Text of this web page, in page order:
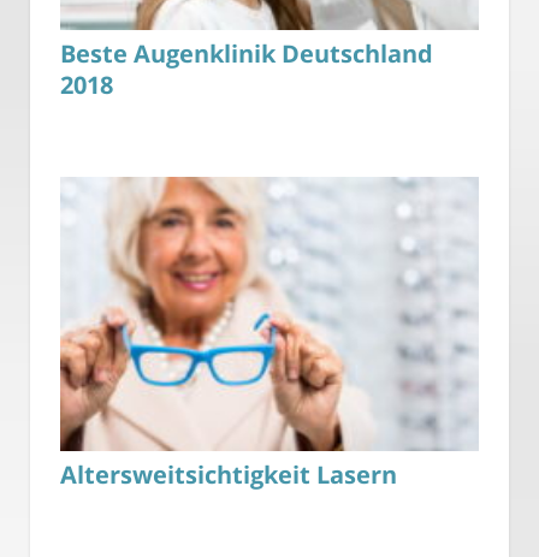
Beste Augenklinik Deutschland
2018
Altersweitsichtigkeit Lasern